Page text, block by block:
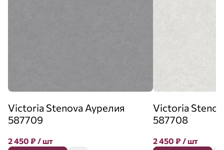
Victoria Stenova Аурелия
587709
2 450 ₽ / шт
Victoria
587708
2 450 ₽ / шт